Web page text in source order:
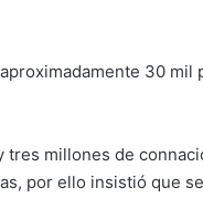
30 mil
millones de
por ello insistió que